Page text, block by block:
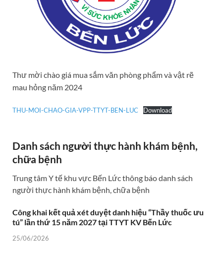
Thư mời chào giá mua sắm văn phòng phẩm và vật rẽ
mau hỏng năm 2024
THU-MOI-CHAO-GIA-VPP-TTYT-BEN-LUC Download
Danh sách người thực hành khám bệnh,
chữa bệnh
Trung tâm Y tế khu vực Bến Lức thông báo danh sách
người thực hành khám bệnh, chữa bệnh
Công khai kết quả xét duyệt danh hiệu “Thầy thuốc ưu
tú” lần thứ 15 năm 2027 tại TTYT KV Bến Lức
25/06/2026